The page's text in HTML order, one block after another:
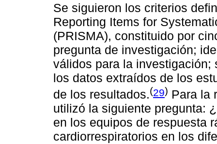
Se siguieron los criterios
Reporting Items for
(PRISMA), constituido por
pregunta de investigación;
válidos para la
los datos extraídos de los
de los resultados.(29) Para la
utilizó la siguiente pregunta:
en los equipos de respuesta
cardiorrespiratorios en los